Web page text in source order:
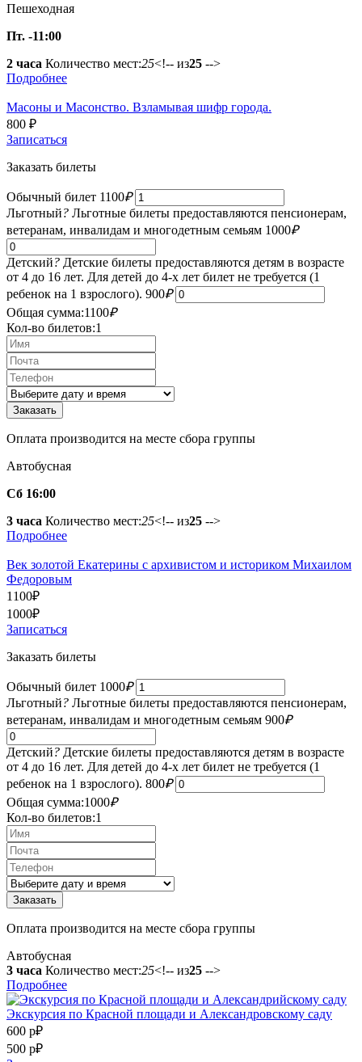
Пешеходная
Пт. -11:00
2 часа Количество мест:25<!-- из25 -->
Подробнее
Масоны и Масонство. Взламывая шифр города.
800 ₽
Записаться
Заказать билеты
Обычный билет 1100₽
Льготный? Льготные билеты предоставляются пенсионерам,
ветеранам, инвалидам и многодетным семьям 1000₽
Детский? Детские билеты предоставляются детям в возрасте
от 4 до 16 лет. Для детей до 4-х лет билет не требуется (1
ребенок на 1 взрослого). 900₽
Общая сумма:1100₽
Кол-во билетов:1
Оплата производится на месте сбора группы
Автобусная
Сб 16:00
3 часа Количество мест:25<!-- из25 -->
Подробнее
Век золотой Екатерины с архивистом и историком Михаилом
Федоровым
1100₽
1000₽
Записаться
Заказать билеты
Обычный билет 1000₽
Льготный? Льготные билеты предоставляются пенсионерам,
ветеранам, инвалидам и многодетным семьям 900₽
Детский? Детские билеты предоставляются детям в возрасте
от 4 до 16 лет. Для детей до 4-х лет билет не требуется (1
ребенок на 1 взрослого). 800₽
Общая сумма:1000₽
Кол-во билетов:1
Оплата производится на месте сбора группы
Автобусная
3 часа Количество мест:25<!-- из25 -->
Подробнее
Экскурсия по Красной площади и Александровскому саду
600 р₽
500 р₽